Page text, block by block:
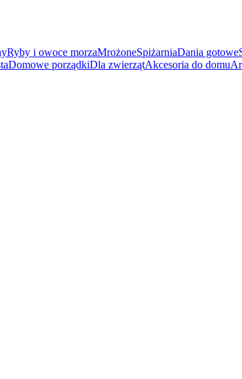
Ryby i owoce morzaMrożoneSpiżarniaDania gotowe
Domowe porządkiDla zwierzątAkcesoria do domu